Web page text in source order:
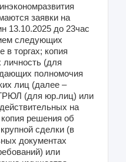
заявки на
13.10.2025 до 23час
следующих
в торгах; копия
(для
полномочия
лиц (далее –
(для юр.лиц) или
на
решения об
сделки (в
документах
или